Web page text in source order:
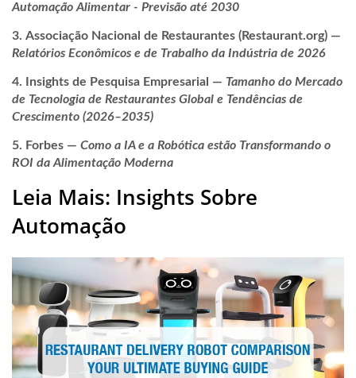
Automação Alimentar - Previsão até 2030
Associação Nacional de Restaurantes (Restaurant.org) —
Relatórios Econômicos e de Trabalho da Indústria de 2026
Insights de Pesquisa Empresarial — Tamanho do Mercado
de Tecnologia de Restaurantes Global e Tendências de
Crescimento (2026–2035)
Forbes — Como a IA e a Robótica estão Transformando o
ROI da Alimentação Moderna
Leia Mais: Insights Sobre
Automação